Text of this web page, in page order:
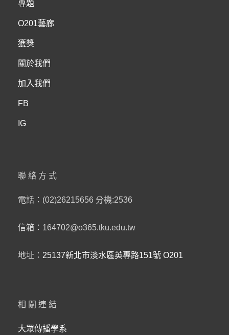
專題
O201藝廊
獲獎
關於我們
加入我們
FB
IG
聯絡方式
電話：(02)26215656 分機:2536
信箱：164702@o365.tku.edu.tw
地址： 25137新北市淡水區英專路151號 O201
相關連結
大眾傳播學系